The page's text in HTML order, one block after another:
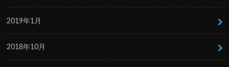
2019年1月
2018年10月